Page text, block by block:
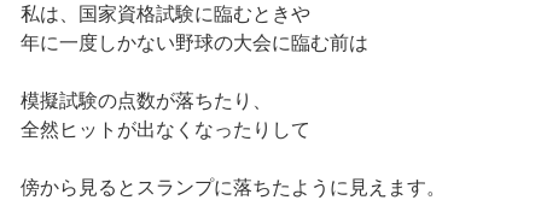
私は、国家資格試験に臨むときや
年に一度しかない野球の大会に臨む前は
模擬試験の点数が落ちたり、
全然ヒットが出なくなったりして
傍から見るとスランプに落ちたように見えます。